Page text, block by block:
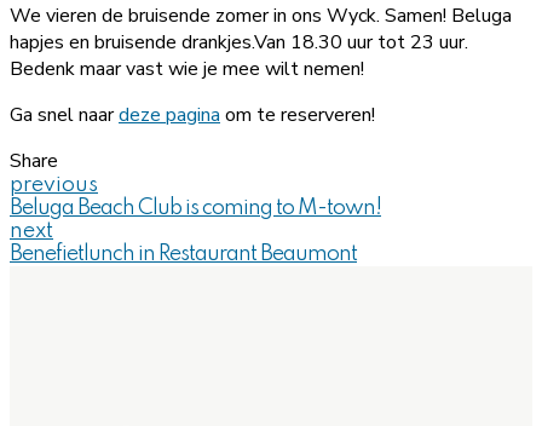
We vieren de bruisende zomer in ons Wyck. Samen! Beluga
hapjes en bruisende drankjes.Van 18.30 uur tot 23 uur.
Bedenk maar vast wie je mee wilt nemen!
Ga snel naardeze pagina om te reserveren!
Share
previous
Beluga Beach Club is coming to M-town!
next
Benefietlunch in Restaurant Beaumont